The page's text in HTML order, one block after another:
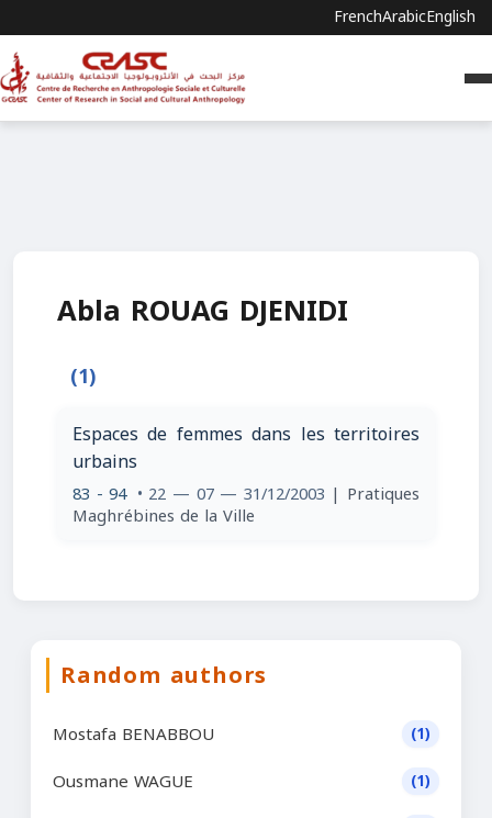
FrenchArabicEnglish
Abla ROUAG DJENIDI
(1)
Espaces de femmes dans les territoires
urbains
83 - 94 • 22 — 07 — 31/12/2003 | Pratiques
Maghrébines de la Ville
Random authors
Mostafa BENABBOU (1)
Ousmane WAGUE (1)